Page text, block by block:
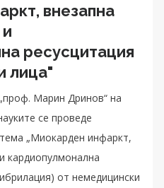
внезапна
ресусцитация
лица"
Марин Дринов“ на
се проведе
„Миокарден инфаркт,
кардиопулмонална
от немедицински